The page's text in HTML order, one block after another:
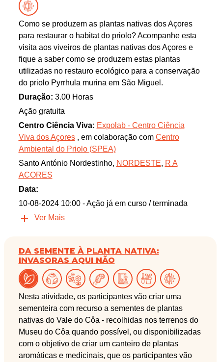
Como se produzem as plantas nativas dos Açores
para restaurar o habitat do priolo? Acompanhe esta
visita aos viveiros de plantas nativas dos Açores e
fique a saber como se produzem estas plantas
utilizadas no restauro ecológico para a conservação
do priolo Pyrrhula murina em São Miguel.
Duração: 3.00 Horas
Ação gratuita
Centro Ciência Viva: Expolab - Centro Ciência
Viva dos Açores, em colaboração com Centro
Ambiental do Priolo (SPEA)
Santo António Nordestinho, NORDESTE, R A
ACORES
Data:
10-08-2024 10:00 - Ação já em curso / terminada
Ver Mais
DA SEMENTE À PLANTA NATIVA:
INVASORAS AQUI NÃO
Nesta atividade, os participantes vão criar uma
sementeira com recurso a sementes de plantas
nativas do Vale do Côa - recolhidas nos terrenos do
Museu do Côa quando possível, ou disponibilizadas
com o objetivo de criar um canteiro de plantas
aromáticas e medicinais, que os participantes vão